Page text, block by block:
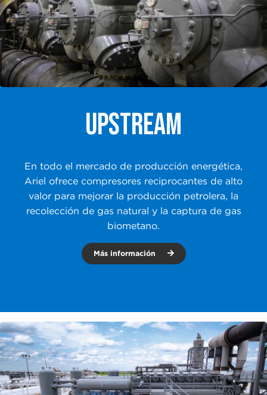
UPSTREAM
En todo el mercado de producción energética,
Ariel ofrece compresores reciprocantes de alto
valor para mejorar la producción petrolera, la
recolección de gas natural y la captura de gas
biometano.
Más información